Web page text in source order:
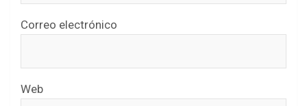
Correo electrónico
Web